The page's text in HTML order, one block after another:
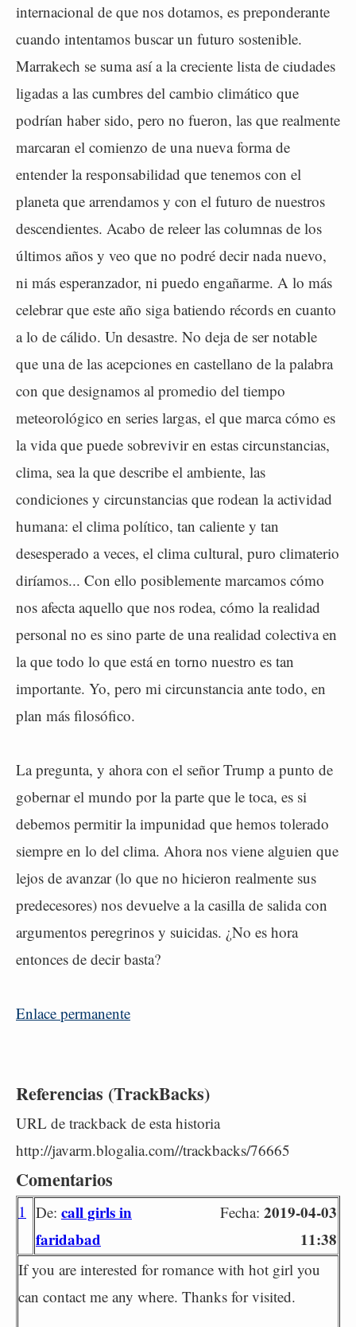
internacional de que nos dotamos, es preponderante
cuando intentamos buscar un futuro sostenible.
Marrakech se suma así a la creciente lista de ciudades
ligadas a las cumbres del cambio climático que
podrían haber sido, pero no fueron, las que realmente
marcaran el comienzo de una nueva forma de
entender la responsabilidad que tenemos con el
planeta que arrendamos y con el futuro de nuestros
descendientes. Acabo de releer las columnas de los
últimos años y veo que no podré decir nada nuevo,
ni más esperanzador, ni puedo engañarme. A lo más
celebrar que este año siga batiendo récords en cuanto
a lo de cálido. Un desastre. No deja de ser notable
que una de las acepciones en castellano de la palabra
con que designamos al promedio del tiempo
meteorológico en series largas, el que marca cómo es
la vida que puede sobrevivir en estas circunstancias,
clima, sea la que describe el ambiente, las
condiciones y circunstancias que rodean la actividad
humana: el clima político, tan caliente y tan
desesperado a veces, el clima cultural, puro climaterio
diríamos... Con ello posiblemente marcamos cómo
nos afecta aquello que nos rodea, cómo la realidad
personal no es sino parte de una realidad colectiva en
la que todo lo que está en torno nuestro es tan
importante. Yo, pero mi circunstancia ante todo, en
plan más filosófico.
La pregunta, y ahora con el señor Trump a punto de
gobernar el mundo por la parte que le toca, es si
debemos permitir la impunidad que hemos tolerado
siempre en lo del clima. Ahora nos viene alguien que
lejos de avanzar (lo que no hicieron realmente sus
predecesores) nos devuelve a la casilla de salida con
argumentos peregrinos y suicidas. ¿No es hora
entonces de decir basta?
Enlace permanente
Referencias (TrackBacks)
URL de trackback de esta historia
http://javarm.blogalia.com//trackbacks/76665
Comentarios
1 De: call girls in
faridabad
Fecha: 2019-04-03
11:38
If you are interested for romance with hot girl you
can contact me any where. Thanks for visited.